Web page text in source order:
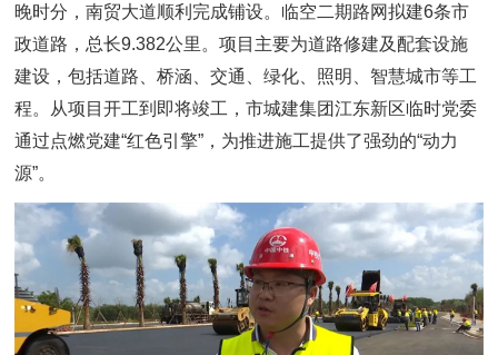
晚时分，南贸大道顺利完成铺设。临空二期路网拟建6条市
政道路，总长9.382公里。项目主要为道路修建及配套设施
建设，包括道路、桥涵、交通、绿化、照明、智慧城市等工
程。从项目开工到即将竣工，市城建集团江东新区临时党委
通过点燃党建“红色引擎”，为推进施工提供了强劲的“动力
源”。